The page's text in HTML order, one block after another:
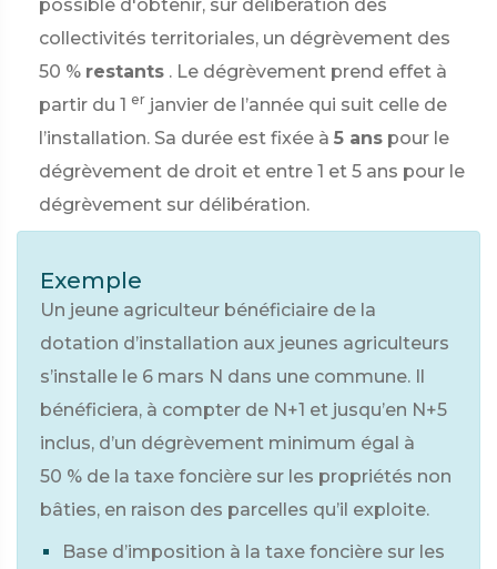
possible d'obtenir, sur délibération des
collectivités territoriales, un dégrèvement des
50 % restants . Le dégrèvement prend effet à
partir du 1 er janvier de l’année qui suit celle de
l’installation. Sa durée est fixée à 5 ans pour le
dégrèvement de droit et entre 1 et 5 ans pour le
dégrèvement sur délibération.
Exemple
Un jeune agriculteur bénéficiaire de la
dotation d’installation aux jeunes agriculteurs
s’installe le 6 mars N dans une commune. Il
bénéficiera, à compter de N+1 et jusqu’en N+5
inclus, d’un dégrèvement minimum égal à
50 % de la taxe foncière sur les propriétés non
bâties, en raison des parcelles qu’il exploite.
Base d’imposition à la taxe foncière sur les